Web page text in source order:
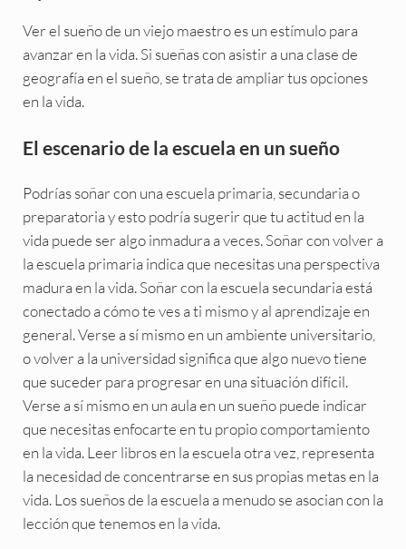
Ver el sueño de un viejo maestro es un estímulo para
avanzar en la vida. Si sueñas con asistir a una clase de
geografía en el sueño, se trata de ampliar tus opciones
en la vida.
El escenario de la escuela en un sueño
Podrías soñar con una escuela primaria, secundaria o
preparatoria y esto podría sugerir que tu actitud en la
vida puede ser algo inmadura a veces. Soñar con volver a
la escuela primaria indica que necesitas una perspectiva
madura en la vida. Soñar con la escuela secundaria está
conectado a cómo te ves a ti mismo y al aprendizaje en
general. Verse a sí mismo en un ambiente universitario,
o volver a la universidad significa que algo nuevo tiene
que suceder para progresar en una situación difícil.
Verse a sí mismo en un aula en un sueño puede indicar
que necesitas enfocarte en tu propio comportamiento
en la vida. Leer libros en la escuela otra vez, representa
la necesidad de concentrarse en sus propias metas en la
vida. Los sueños de la escuela a menudo se asocian con la
lección que tenemos en la vida.